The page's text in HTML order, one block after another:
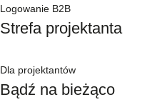
Logowanie B2B
Strefa projektanta
Dla projektantów
Bądź na bieżąco